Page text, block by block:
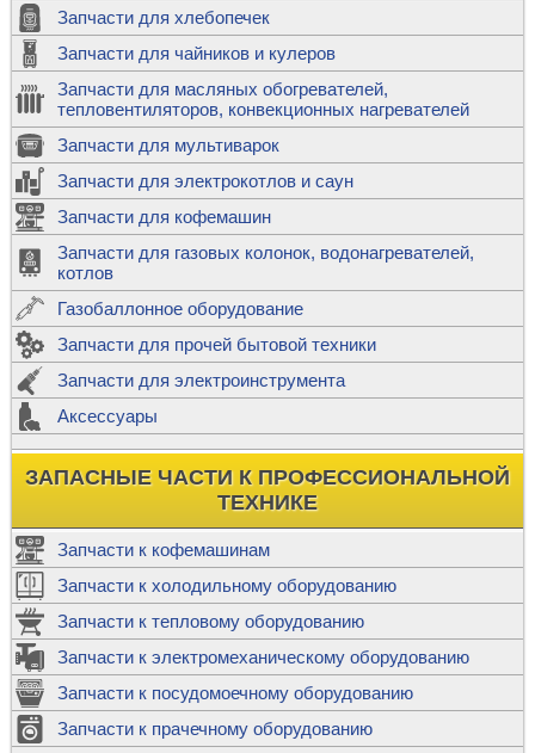
Запчасти для хлебопечек
Запчасти для чайников и кулеров
Запчасти для масляных обогревателей,
тепловентиляторов, конвекционных нагревателей
Запчасти для мультиварок
Запчасти для электрокотлов и саун
Запчасти для кофемашин
Запчасти для газовых колонок, водонагревателей,
котлов
Газобаллонное оборудование
Запчасти для прочей бытовой техники
Запчасти для электроинструмента
Аксессуары
ЗАПАСНЫЕ ЧАСТИ К ПРОФЕССИОНАЛЬНОЙ
ТЕХНИКЕ
Запчасти к кофемашинам
Запчасти к холодильному оборудованию
Запчасти к тепловому оборудованию
Запчасти к электромеханическому оборудованию
Запчасти к посудомоечному оборудованию
Запчасти к прачечному оборудованию